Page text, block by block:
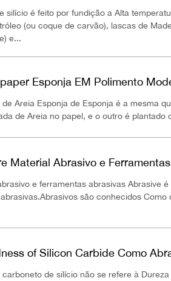
silício é feito por fundição a Alta
(ou coque de carvão), lascas de
e...
Esponja EM Polimento
Areia Esponja de Esponja é a mesma
de Areia no papel, e o outro é plantado
Material Abrasivo e
e ferramentas abrasivas Abrasive
são conhecidos
of Silicon Carbide Como
de silício não se refere à